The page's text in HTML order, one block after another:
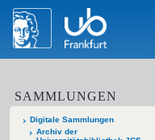
SAMMLUNGEN
Digitale Sammlungen
Archiv der